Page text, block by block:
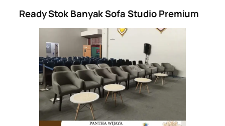
Ready Stok Banyak Sofa Studio Premium